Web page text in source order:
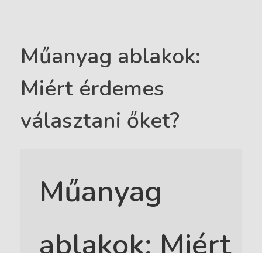
Műanyag ablakok:
Miért érdemes
választani őket?
Műanyag